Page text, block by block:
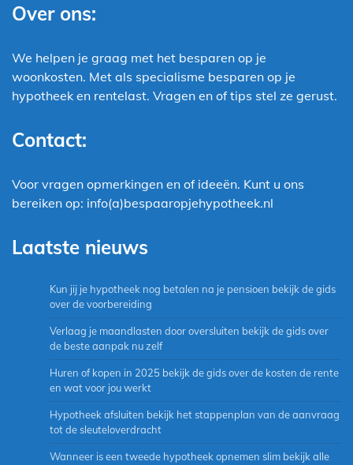
Over ons:
We helpen je graag met het besparen op je
woonkosten. Met als specialisme besparen op je
hypotheek en rentelast. Vragen en of tips stel ze gerust.
Contact:
Voor vragen opmerkingen en of ideeën. Kunt u ons
bereiken op: info(a)bespaaropjehypotheek.nl
Laatste nieuws
Kun jij je hypotheek nog betalen na je pensioen bekijk de gids
over de voorbereiding
Verlaag je maandlasten door oversluiten bekijk de gids over
de beste aanpak nu zelf
Huren of kopen in 2025 bekijk de gids over de kosten de rente
en wat voor jou werkt
Hypotheek afsluiten bekijk het stappenplan van de aanvraag
tot de sleuteloverdracht
Wanneer is een tweede hypotheek opnemen slim bekijk alle